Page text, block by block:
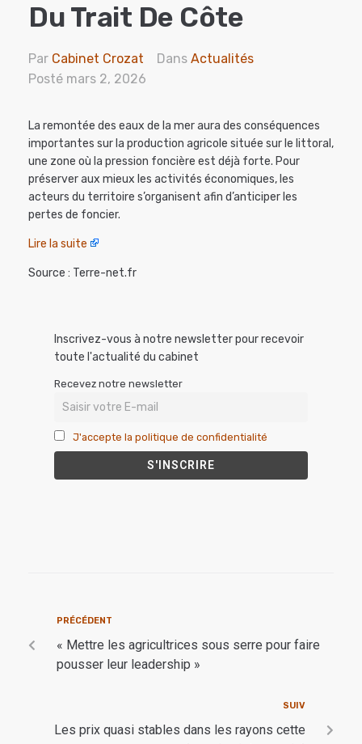
Du Trait De Côte
Par Cabinet Crozat Dans Actualités
Posté mars 2, 2026
La remontée des eaux de la mer aura des conséquences
importantes sur la production agricole située sur le littoral,
une zone où la pression foncière est déjà forte. Pour
préserver aux mieux les activités économiques, les
acteurs du territoire s’organisent afin d’anticiper les
pertes de foncier.
Lire la suite
Source : Terre-net.fr
Inscrivez-vous à notre newsletter pour recevoir
toute l'actualité du cabinet
Recevez notre newsletter
J'accepte la politique de confidentialité
PRÉCÉDENT
« Mettre les agricultrices sous serre pour faire
pousser leur leadership »
SUIV
Les prix quasi stables dans les rayons cette